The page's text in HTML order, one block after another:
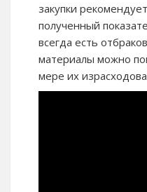
закупки
полученный
всегда есть
материалы можно
мере их